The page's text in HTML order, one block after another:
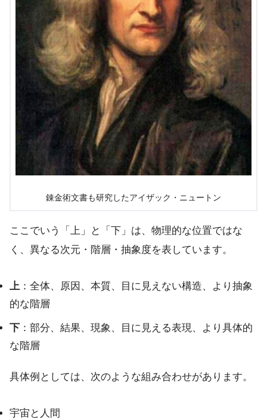
錬金術文書も研究したアイザック・ニュートン
ここでいう「上」と「下」は、物理的な位置ではな
く、異なる次元・階層・抽象度を表しています。
上 ：全体、原因、本質、目に見えない構造、より抽象
的な階層
下 ：部分、結果、現象、目に見える表現、より具体的
な階層
具体例としては、次のような組み合わせがあります。
宇宙と人間